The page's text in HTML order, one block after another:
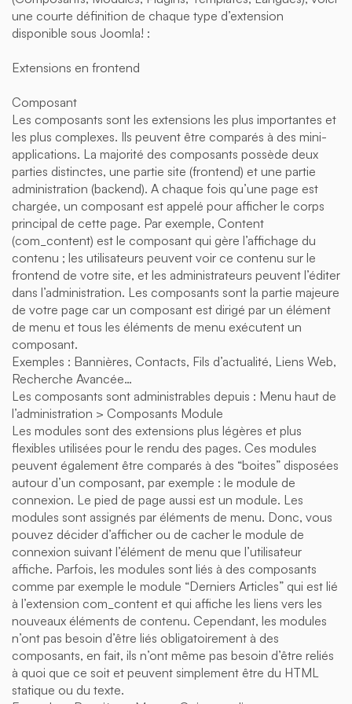
une courte définition de chaque type d’extension
disponible sous Joomla! :
Extensions en frontend
Composant
Les composants sont les extensions les plus importantes et
les plus complexes. Ils peuvent être comparés à des mini-
applications. La majorité des composants possède deux
parties distinctes, une partie site (frontend) et une partie
administration (backend). A chaque fois qu’une page est
chargée, un composant est appelé pour afficher le corps
principal de cette page. Par exemple, Content
(com_content) est le composant qui gère l’affichage du
contenu ; les utilisateurs peuvent voir ce contenu sur le
frontend de votre site, et les administrateurs peuvent l’éditer
dans l’administration. Les composants sont la partie majeure
de votre page car un composant est dirigé par un élément
de menu et tous les éléments de menu exécutent un
composant.
Exemples : Bannières, Contacts, Fils d’actualité, Liens Web,
Recherche Avancée…
Les composants sont administrables depuis : Menu haut de
l’administration > Composants Module
Les modules sont des extensions plus légères et plus
flexibles utilisées pour le rendu des pages. Ces modules
peuvent également être comparés à des “boites” disposées
autour d’un composant, par exemple : le module de
connexion. Le pied de page aussi est un module. Les
modules sont assignés par éléments de menu. Donc, vous
pouvez décider d’afficher ou de cacher le module de
connexion suivant l’élément de menu que l’utilisateur
affiche. Parfois, les modules sont liés à des composants
comme par exemple le module “Derniers Articles” qui est lié
à l’extension com_content et qui affiche les liens vers les
nouveaux éléments de contenu. Cependant, les modules
n’ont pas besoin d’être liés obligatoirement à des
composants, en fait, ils n’ont même pas besoin d’être reliés
à quoi que ce soit et peuvent simplement être du HTML
statique ou du texte.